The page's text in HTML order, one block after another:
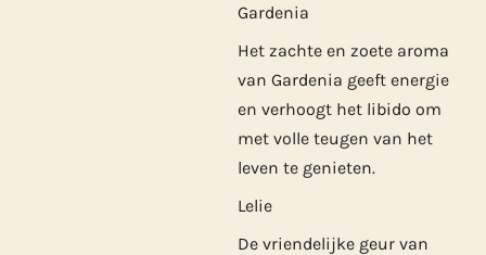
Gardenia
Het zachte en zoete aroma
van Gardenia geeft energie
en verhoogt het libido om
met volle teugen van het
leven te genieten.
Lelie
De vriendelijke geur van